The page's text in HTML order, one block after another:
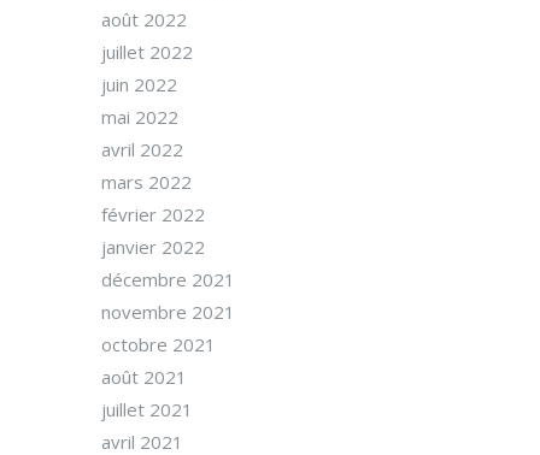
août 2022
juillet 2022
juin 2022
mai 2022
avril 2022
mars 2022
février 2022
janvier 2022
décembre 2021
novembre 2021
octobre 2021
août 2021
juillet 2021
avril 2021